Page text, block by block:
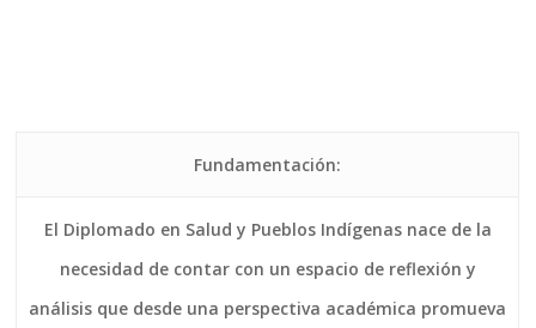
Fundamentación:
El Diplomado en Salud y Pueblos Indígenas nace de la
necesidad de contar con un espacio de reflexión y
análisis que desde una perspectiva académica promueva